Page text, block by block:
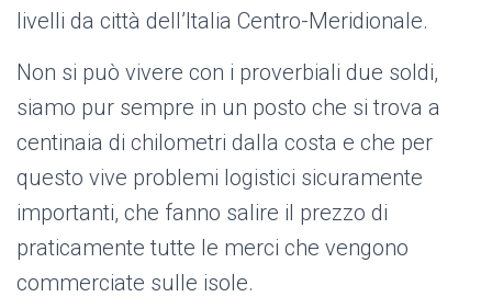
livelli da città dell’Italia Centro-Meridionale.
Non si può vivere con i proverbiali due soldi,
siamo pur sempre in un posto che si trova a
centinaia di chilometri dalla costa e che per
questo vive problemi logistici sicuramente
importanti, che fanno salire il prezzo di
praticamente tutte le merci che vengono
commerciate sulle isole.